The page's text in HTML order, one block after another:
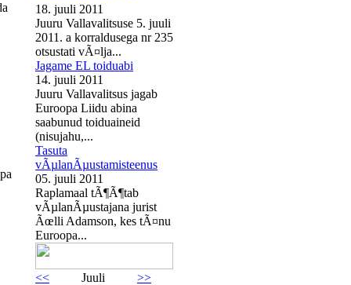
18. juuli 2011
Juuru Vallavalitsuse 5. juuli
2011. a korraldusega nr 235
otsustati vÃ¤lja...
Jagame EL toiduabi
14. juuli 2011
Juuru Vallavalitsus jagab
Euroopa Liidu abina
saabunud toiduaineid
(nisujahu,...
Tasuta
vÃµlanÃµustamisteenus
05. juuli 2011
Raplamaal tÃ¶Ã¶tab
vÃµlanÃµustajana jurist
Ãœlli Adamson, kes tÃ¤nu
Euroopa...
<< Juuli
>>